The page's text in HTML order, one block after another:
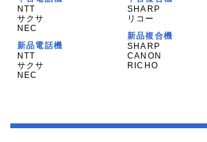
NTT
サクサ
NEC
新品電話機
NTT
サクサ
NEC
SHARP
リコー
新品複合機
SHARP
CANON
RICHO